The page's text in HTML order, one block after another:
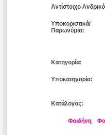
Αντίστοιχο
Υποκοριστικά/
Παρωνύμια:
Κατηγορία:
Υποκατηγορία:
Κατάλογος:
Φαιδήνη